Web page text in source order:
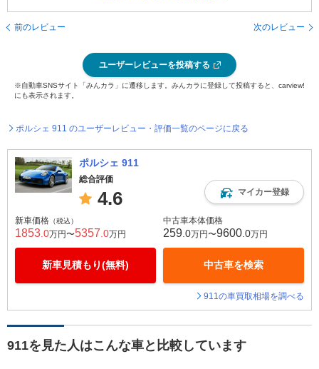
前のレビュー 次のレビュー
ユーザーレビューを投稿する
※自動車SNSサイト「みんカラ」に遷移します。みんカラに登録して投稿すると、carview!
にも表示されます。
ポルシェ 911 のユーザーレビュー・評価一覧のページに戻る
ポルシェ 911
総合評価
4.6 マイカー登録
新車価格 （税込）
1853 .0万円〜5357 .0万円
新車見積もり(無料)
中古車本体価格
259 .0万円〜9600 .0万円
中古車を検索
911の車買取相場を調べる
911を見た人はこんな車と比較しています